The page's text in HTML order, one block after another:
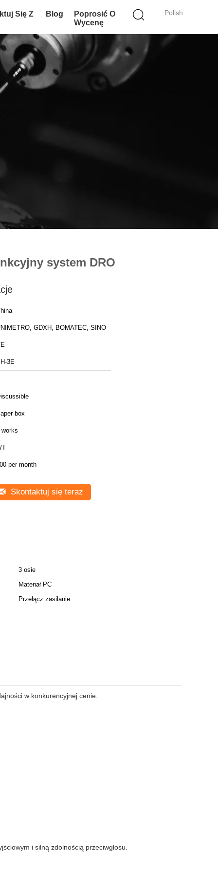
Polish
Się Z
Blog
Poprosić O
Wycenę
system DRO
GDXH, BOMATEC, SINO
3E
box
works
T
per month
Skontaktuj się teraz
3 osie
Materiał PC
Przełącz zasilanie
w konkurencyjnej cenie.
i silną zdolnością przeciwgłosu.